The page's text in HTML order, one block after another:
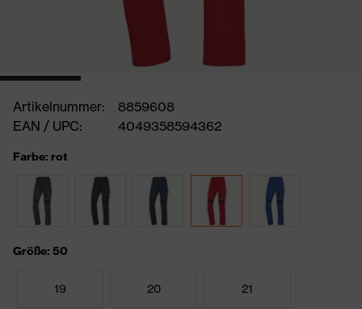
Artikelnummer:
8859608
EAN / UPC:
4049358594362
Farbe: rot
Größe: 50
19 20 21